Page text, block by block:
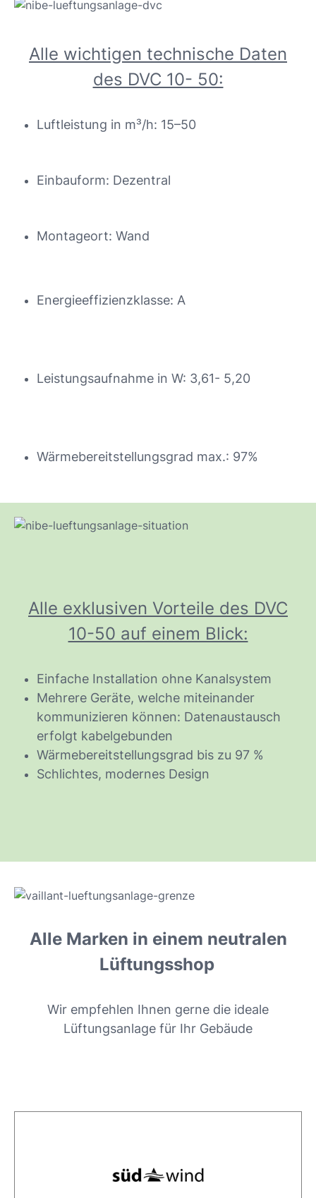
Alle wichtigen technische Daten
des DVC 10- 50:
Luftleistung in m³/h: 15–50
Einbauform: Dezentral
Montageort: Wand
Energieeffizienzklasse: A
Leistungsaufnahme in W: 3,61- 5,20
Wärmebereitstellungsgrad max.: 97%
Alle exklusiven Vorteile des DVC
10-50 auf einem Blick:
Einfache Installation ohne Kanalsystem
Mehrere Geräte, welche miteinander
kommunizieren können: Datenaustausch
erfolgt kabelgebunden
Wärmebereitstellungsgrad bis zu 97 %
Schlichtes, modernes Design
Alle Marken in einem neutralen
Lüftungsshop
Wir empfehlen Ihnen gerne die ideale
Lüftungsanlage für Ihr Gebäude